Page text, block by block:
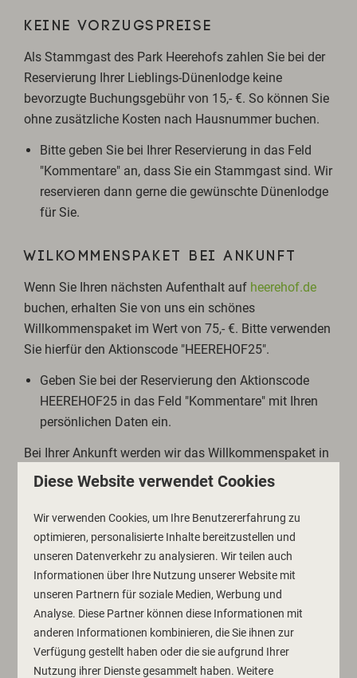
KEINE VORZUGSPREISE
Als Stammgast des Park Heerehofs zahlen Sie bei der
Reservierung Ihrer Lieblings-Dünenlodge keine
bevorzugte Buchungsgebühr von 15,- €. So können Sie
ohne zusätzliche Kosten nach Hausnummer buchen.
Bitte geben Sie bei Ihrer Reservierung in das Feld
"Kommentare" an, dass Sie ein Stammgast sind. Wir
reservieren dann gerne die gewünschte Dünenlodge
für Sie.
WILKOMMENSPAKET BEI ANKUNFT
Wenn Sie Ihren nächsten Aufenthalt auf heerehof.de
buchen, erhalten Sie von uns ein schönes
Willkommenspaket im Wert von 75,- €. Bitte verwenden
Sie hierfür den Aktionscode "HEEREHOF25".
Geben Sie bei der Reservierung den Aktionscode
HEEREHOF25 in das Feld "Kommentare" mit Ihren
persönlichen Daten ein.
Bei Ihrer Ankunft werden wir das Willkommenspaket in
Ihrer Dünenlodge für Sie bereitlegen.
PROMOTIONSBEDINGUNGEN
Nur gültig, wenn Sie bereits mindestens einmal bei
uns übernachtet haben
Nur gültig für neu getätigte Buchungen
Nicht in bar einlösbar
KONTAKT
Diese Website verwendet Cookies
Wir verwenden Cookies, um Ihre Benutzererfahrung zu
optimieren, personalisierte Inhalte bereitzustellen und
unseren Datenverkehr zu analysieren. Wir teilen auch
Informationen über Ihre Nutzung unserer Website mit
unseren Partnern für soziale Medien, Werbung und
Analyse. Diese Partner können diese Informationen mit
anderen Informationen kombinieren, die Sie ihnen zur
Verfügung gestellt haben oder die sie aufgrund Ihrer
Nutzung ihrer Dienste gesammelt haben. Weitere